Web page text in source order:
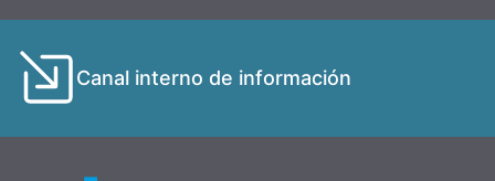
Canal interno de información